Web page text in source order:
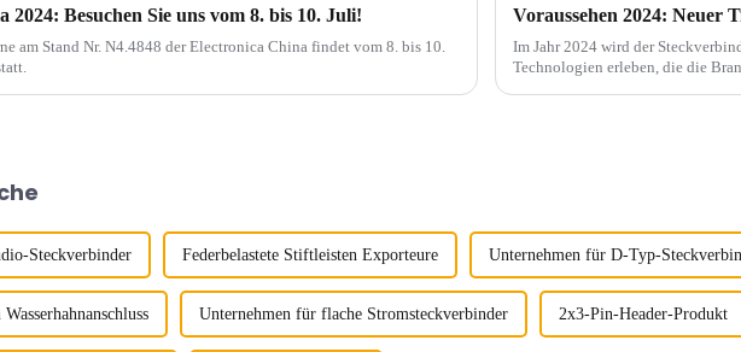
2024: Besuchen Sie uns vom 8. bis 10. Juli!
am Stand Nr. N4.4848 der Electronica China findet vom 8. bis 10.
Voraussehen 2024: Neuer
Im Jahr 2024 wird der
Technologien erleben, die die
Steckverbinder Federbelastete Stiftleisten Exporteure Unternehmen für D-Typ-
Unternehmen für flache Stromsteckverbinder 2x3-Pin-Header-Produkt